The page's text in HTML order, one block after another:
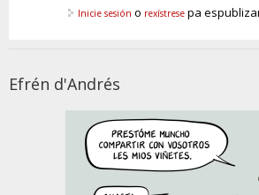
Inicie sesión o rexístrese pa
Efrén d'Andrés